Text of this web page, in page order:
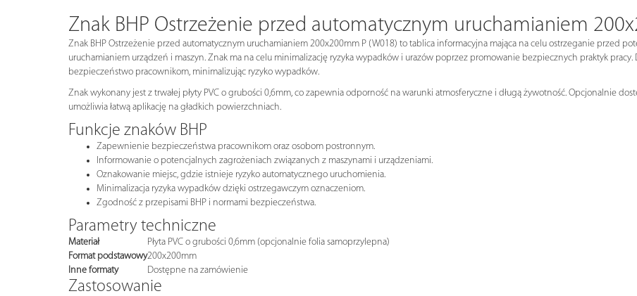
Znak BHP Ostrzeżenie przed automatycznym uruchamianiem
Znak BHP Ostrzeżenie przed automatycznym uruchamianiem 200x200mm P (W018) to tablica informacyjna mająca na celu ostrzeganie przed
uruchamianiem urządzeń i maszyn. Znak ma na celu minimalizację ryzyka wypadków i urazów poprzez promowanie bezpiecznych praktyk
bezpieczeństwo pracownikom, minimalizując ryzyko wypadków.
Znak wykonany jest z trwałej płyty PVC o grubości 0,6mm, co zapewnia odporność na warunki atmosferyczne i długą żywotność. Opcjonalnie
umożliwia łatwą aplikację na gładkich powierzchniach.
Funkcje znaków BHP
Zapewnienie bezpieczeństwa pracownikom oraz osobom postronnym.
Informowanie o potencjalnych zagrożeniach związanych z maszynami i urządzeniami.
Oznakowanie miejsc, gdzie istnieje ryzyko automatycznego uruchomienia.
Minimalizacja ryzyka wypadków dzięki ostrzegawczym oznaczeniom.
Zgodność z przepisami BHP i normami bezpieczeństwa.
Parametry techniczne
Materiał
Płyta PVC o grubości 0,6mm (opcjonalnie folia samoprzylepna)
Format podstawowy200x200mm
Inne formaty
Dostępne na zamówienie
Zastosowanie